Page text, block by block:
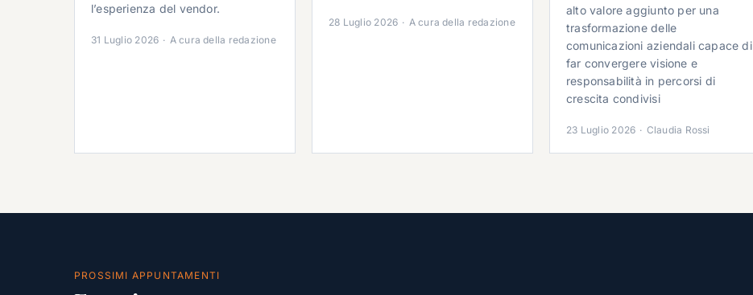
l’esperienza del vendor.
31 Luglio 2026 · A cura della redazione
28 Luglio 2026 · A cura della redazione
alto valore aggiunto per una
trasformazione delle
comunicazioni aziendali capace di
far convergere visione e
responsabilità in percorsi di
crescita condivisi
23 Luglio 2026 · Claudia Rossi
PROSSIMI APPUNTAMENTI